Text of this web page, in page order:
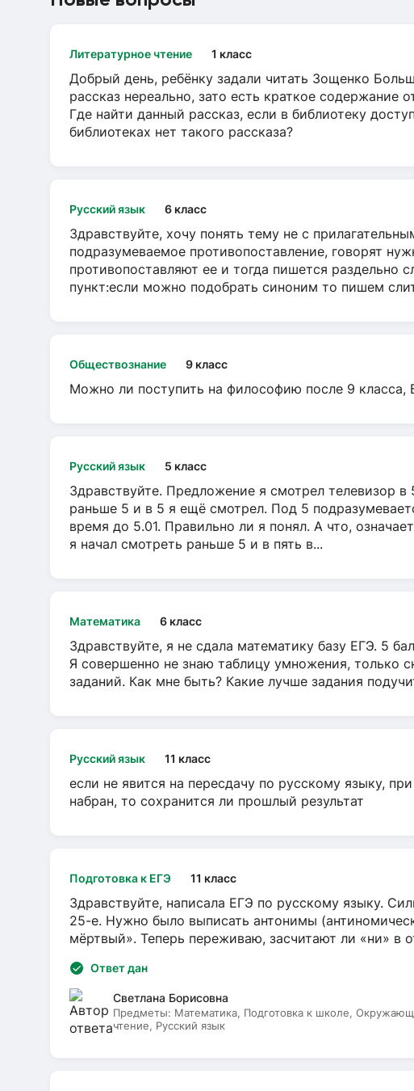
Литературное чтение 1 класс
Добрый день, ребёнку задали читать Зощенко
рассказ нереально, зато есть краткое содержание
Где найти данный рассказ, если в библиотеку
библиотеках нет такого рассказа?
Русский язык 6 класс
Здравствуйте, хочу понять тему не с
подразумеваемое противопоставление, говорят
противопоставляют ее и тогда пишется раздельно
пункт:если можно подобрать синоним то пишем
Обществознание 9 класс
Можно ли поступить на философию после 9 класса,
Русский язык 5 класс
Здравствуйте. Предложение я смотрел телевизор в
раньше 5 и в 5 я ещё смотрел. Под 5
время до 5.01. Правильно ли я понял. А что,
я начал смотреть раньше 5 и в пять в...
Математика 6 класс
Здравствуйте, я не сдала математику базу ЕГЭ. 5
Я совершенно не знаю таблицу умножения, только
заданий. Как мне быть? Какие лучше задания
Русский язык 11 класс
если не явится на пересдачу по русскому языку,
набран, то сохранится ли прошлый результат
Подготовка к ЕГЭ 11 класс
Здравствуйте, написала ЕГЭ по русскому языку.
25-е. Нужно было выписать антонимы
мёртвый». Теперь переживаю, засчитают ли «ни» в
Ответ дан
Светлана Борисовна
Предметы: Математика, Подготовка к школе,
чтение, Русский язык